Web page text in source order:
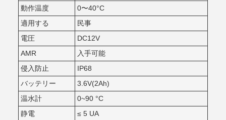
動作温度
0〜40°C
適用する
民事
電圧
DC12V
AMR
入手可能
侵入防止
IP68
バッテリー
3.6V(2Ah)
温水計
0~90 °C
静電
≤ 5 UA